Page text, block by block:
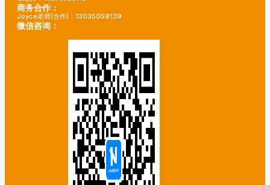
商务合作：
Joyce老师(合作)：13035059139
微信咨询：